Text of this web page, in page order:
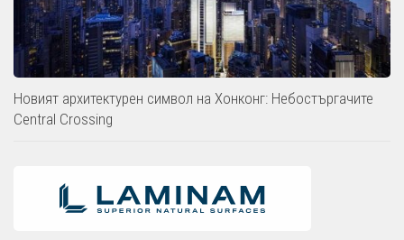
Новият архитектурен символ на Хонконг: Небостъргачите
Central Crossing